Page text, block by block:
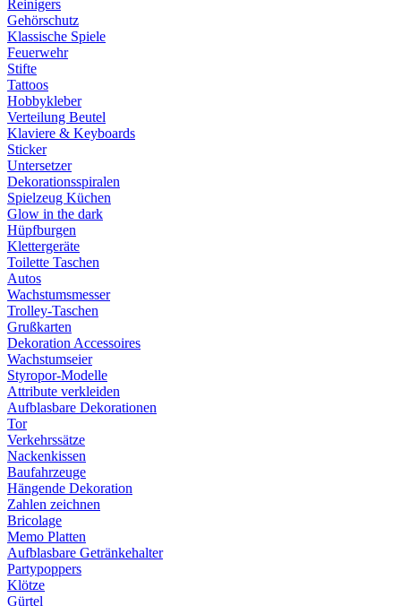
Reinigers
Gehörschutz
Klassische Spiele
Feuerwehr
Stifte
Tattoos
Hobbykleber
Verteilung Beutel
Klaviere & Keyboards
Sticker
Untersetzer
Dekorationsspiralen
Spielzeug Küchen
Glow in the dark
Hüpfburgen
Klettergeräte
Toilette Taschen
Autos
Wachstumsmesser
Trolley-Taschen
Grußkarten
Dekoration Accessoires
Wachstumseier
Styropor-Modelle
Attribute verkleiden
Aufblasbare Dekorationen
Tor
Verkehrssätze
Nackenkissen
Baufahrzeuge
Hängende Dekoration
Zahlen zeichnen
Bricolage
Memo Platten
Aufblasbare Getränkehalter
Partypoppers
Klötze
Gürtel